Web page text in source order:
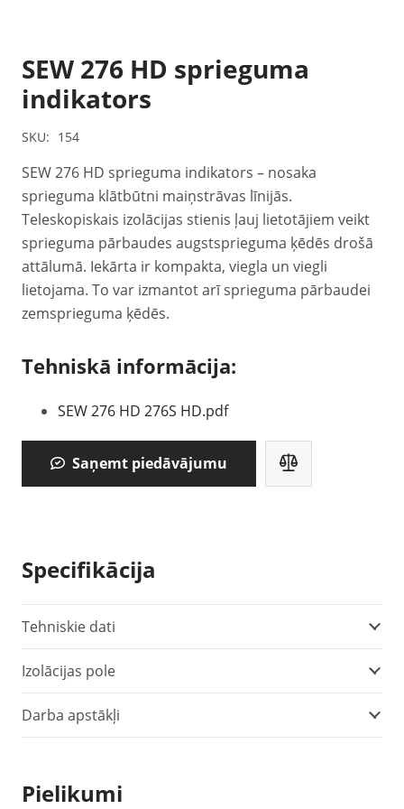
SEW 276 HD sprieguma
indikators
SKU: 154
SEW 276 HD sprieguma indikators – nosaka
sprieguma klātbūtni maiņstrāvas līnijās.
Teleskopiskais izolācijas stienis ļauj lietotājiem veikt
sprieguma pārbaudes augstsprieguma ķēdēs drošā
attālumā. Iekārta ir kompakta, viegla un viegli
lietojama. To var izmantot arī sprieguma pārbaudei
zemsprieguma ķēdēs.
Tehniskā informācija:
SEW 276 HD 276S HD.pdf
Saņemt piedāvājumu
Specifikācija
Tehniskie dati
Izolācijas pole
Darba apstākļi
Pielikumi